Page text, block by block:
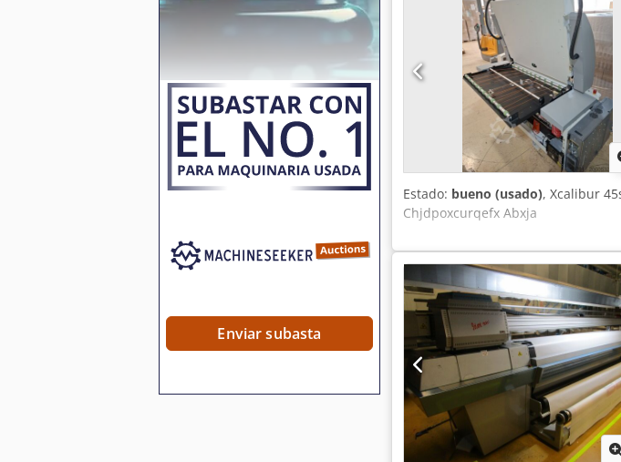
Enviar subasta
puede proporcionar un
operativa. Desmantelamiento,
detalles técnicos, consulte la hoja
Estado: bueno (usado), Xcalibur
Chjdpoxcurqefx Abxja